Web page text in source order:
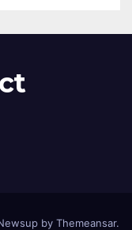
by Themeansar.